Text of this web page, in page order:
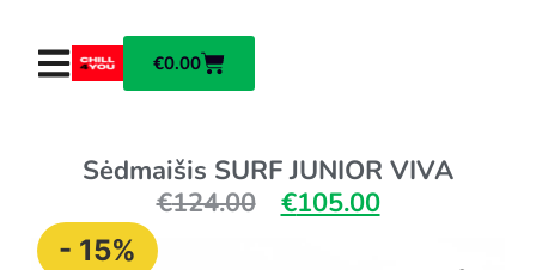
€0.00
Sėdmaišis SURF JUNIOR VIVA
€124.00 €105.00
- 15%